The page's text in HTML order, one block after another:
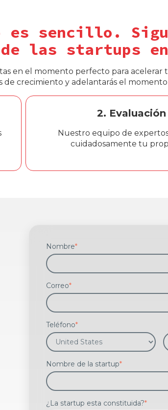
es sencillo.
las startups
en el momento perfecto para acelerar
de crecimiento y adelantarás el
2. Evaluación
Nuestro equipo de
cuidadosamente tu
Nombre*
Correo*
Teléfono*
Nombre de la startup*
¿La startup esta constituida?*